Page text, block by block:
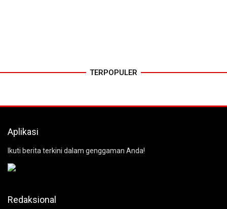
TERPOPULER
Aplikasi
Ikuti berita terkini dalam genggaman Anda!
Redaksional